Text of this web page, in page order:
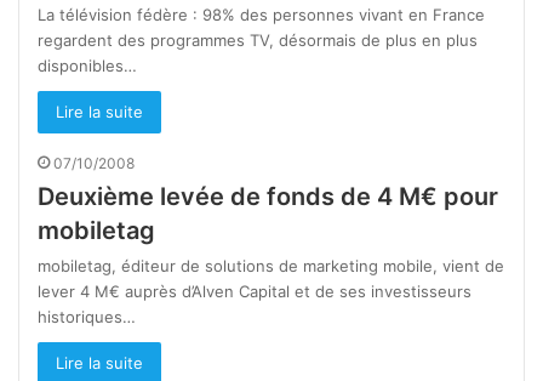
La télévision fédère : 98% des personnes vivant en France
regardent des programmes TV, désormais de plus en plus
disponibles…
Lire la suite
07/10/2008
Deuxième levée de fonds de 4 M€ pour
mobiletag
mobiletag, éditeur de solutions de marketing mobile, vient de
lever 4 M€ auprès d’Alven Capital et de ses investisseurs
historiques…
Lire la suite